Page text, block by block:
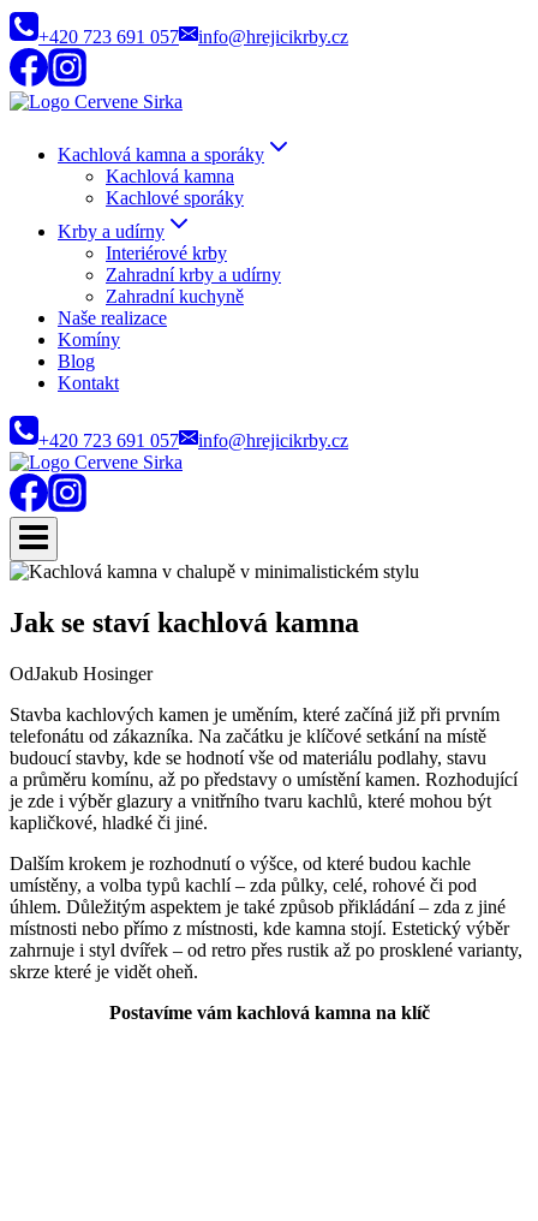
Přeskočit
na
obsah
+420 723 691 057 info@hrejicikrby.cz
Kachlová kamna a sporáky
Kachlová kamna
Kachlové sporáky
Krby a udírny
Interiérové krby
Zahradní krby a udírny
Zahradní kuchyně
Naše realizace
Komíny
Blog
Kontakt
+420 723 691 057 info@hrejicikrby.cz
Jak se staví kachlová kamna
OdJakub Hosinger
Stavba kachlových kamen je uměním, které začíná již při prvním
telefonátu od zákazníka. Na začátku je klíčové setkání na místě
budoucí stavby, kde se hodnotí vše od materiálu podlahy, stavu
a průměru komínu, až po představy o umístění kamen. Rozhodující
je zde i výběr glazury a vnitřního tvaru kachlů, které mohou být
kapličkové, hladké či jiné.
Dalším krokem je rozhodnutí o výšce, od které budou kachle
umístěny, a volba typů kachlí – zda půlky, celé, rohové či pod
úhlem. Důležitým aspektem je také způsob přikládání – zda z jiné
místnosti nebo přímo z místnosti, kde kamna stojí. Estetický výběr
zahrnuje i styl dvířek – od retro přes rustik až po prosklené varianty,
skrze které je vidět oheň.
Postavíme vám kachlová kamna na klíč